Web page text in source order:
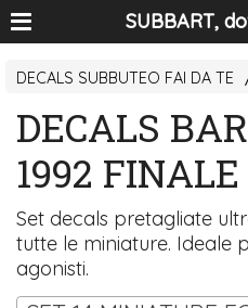
DECALS SUBBUTEO FAI DA TE
DECALS
1992 FINALE
Set decals pretagliate
tutte le miniature. Ideale
agonisti.